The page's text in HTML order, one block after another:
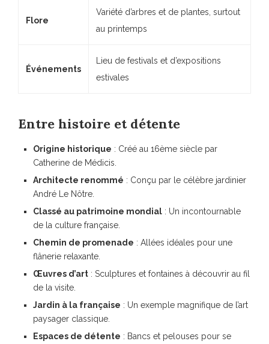
Flore
Variété d’arbres et de plantes, surtout
au printemps
Événements
Lieu de festivals et d’expositions
estivales
Entre histoire et détente
Origine historique : Créé au 16ème siècle par
Catherine de Médicis.
Architecte renommé : Conçu par le célèbre jardinier
André Le Nôtre.
Classé au patrimoine mondial : Un incontournable
de la culture française.
Chemin de promenade : Allées idéales pour une
flânerie relaxante.
Œuvres d’art : Sculptures et fontaines à découvrir au fil
de la visite.
Jardin à la française : Un exemple magnifique de l’art
paysager classique.
Espaces de détente : Bancs et pelouses pour se